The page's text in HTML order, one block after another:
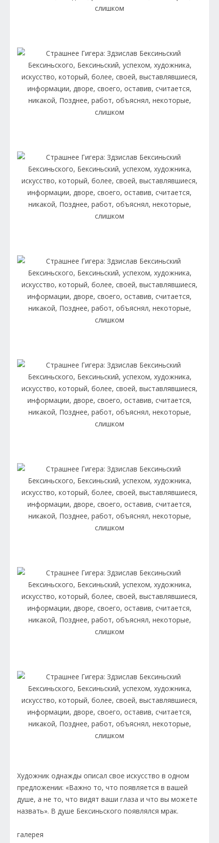
Художник однажды описал свое искусство в одном
предложении: «Важно то, что появляется в вашей
душе, а не то, что видят ваши глаза и что вы можете
назвать». В душе Бексиньского появлялся мрак.
галерея